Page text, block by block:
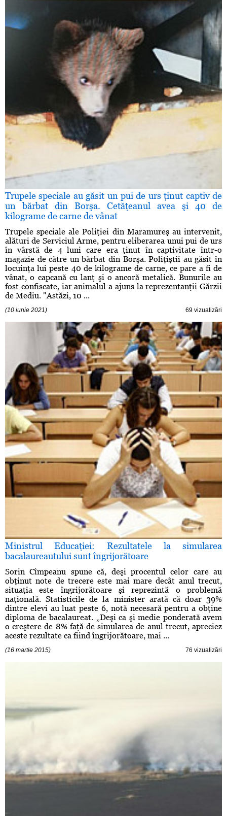
Trupele speciale au găsit un pui de urs ţinut captiv de
un bărbat din Borşa. Cetăţeanul avea şi 40 de
kilograme de carne de vânat
Trupele speciale ale Poliţiei din Maramureş au intervenit,
alături de Serviciul Arme, pentru eliberarea unui pui de urs
în vârstă de 4 luni care era ţinut în captivitate într-o
magazie de către un bărbat din Borşa. Poliţiştii au găsit în
locuinţa lui peste 40 de kilograme de carne, ce pare a fi de
vânat, o capcană cu lanţ şi o ancoră metalică. Bunurile au
fost confiscate, iar animalul a ajuns la reprezentanţii Gărzii
de Mediu. "Astăzi, 10 ...
(10 iunie 2021) 69 vizualizări
Ministrul Educaţiei: Rezultatele la simularea
bacalaureautului sunt îngrijorătoare
Sorin Cîmpeanu spune că, deşi procentul celor care au
obţinut note de trecere este mai mare decât anul trecut,
situaţia este îngrijorătoare şi reprezintă o problemă
naţională. Statisticile de la minister arată că doar 39%
dintre elevi au luat peste 6, notă necesară pentru a obţine
diploma de bacalaureat. „Deşi ca şi medie ponderată avem
o creştere de 8% faţă de simularea de anul trecut, apreciez
aceste rezultate ca fiind îngrijorătoare, mai ...
(16 martie 2015) 76 vizualizări